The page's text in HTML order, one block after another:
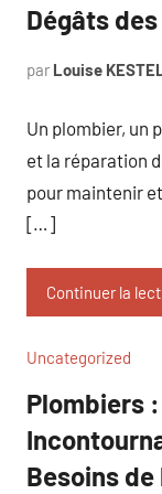
Dégâts
par Louise
Un plombier, un
et la réparation
pour maintenir
[…]
Continuer la
Uncategorized
Plombiers
Besoins